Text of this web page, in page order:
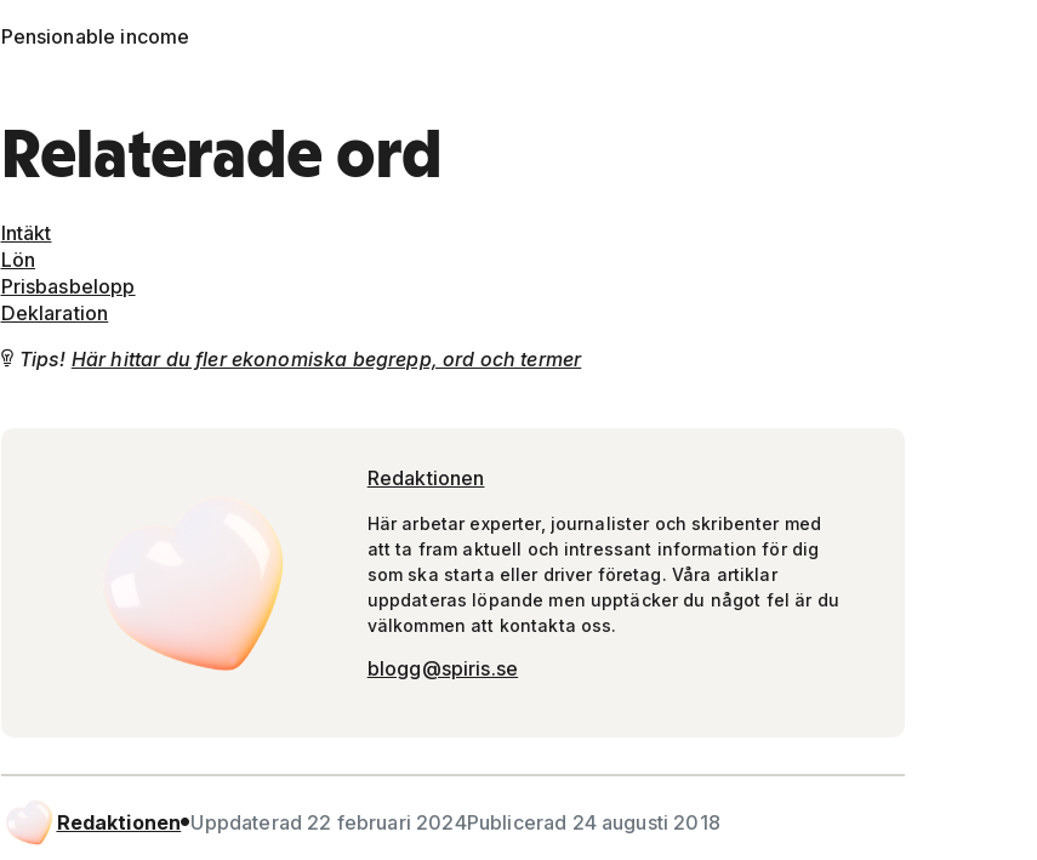
Pensionable income
Relaterade ord
Intäkt
Lön
Prisbasbelopp
Deklaration
 Tips! Här hittar du fler ekonomiska begrepp, ord och termer
Redaktionen
Här arbetar experter, journalister och skribenter med
att ta fram aktuell och intressant information för dig
som ska starta eller driver företag. Våra artiklar
uppdateras löpande men upptäcker du något fel är du
välkommen att kontakta oss.
blogg@spiris.se
Redaktionen Uppdaterad 22 februari 2024Publicerad 24 augusti 2018